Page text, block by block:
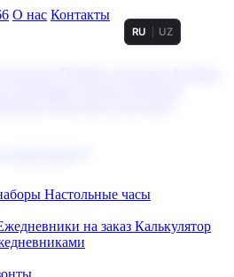
О нас Контакты
RU UZ
Настольные часы
на заказ Калькулятор